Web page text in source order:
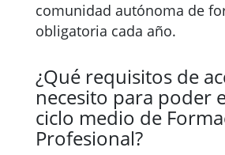
comunidad autónoma de
obligatoria cada año.
¿Qué requisitos de
necesito para poder
ciclo medio de
Profesional?